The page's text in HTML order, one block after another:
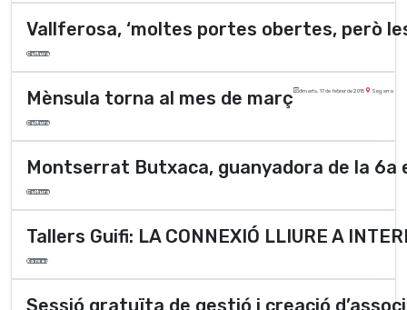
Vallferosa, ‘moltes portes obertes, però
Cultura
Mènsula torna al mes de març dimarts, 17 de febrer de 2015 Segarra
Cultura
Montserrat Butxaca, guanyadora de la 6a
Cultura
Tallers Guifi: LA CONNEXIÓ LLIURE A
Xarxes
Sessió gratuïta de gestió i creació